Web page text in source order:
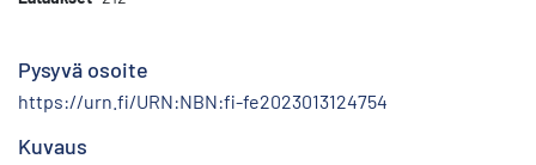
Pysyvä osoite
https://urn.fi/URN:NBN:fi-fe2023013124754
Kuvaus